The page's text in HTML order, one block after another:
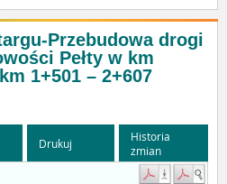
Przebudowa drogi
Pełty w km
1+501 – 2+607
Drukuj
Historia
zmian